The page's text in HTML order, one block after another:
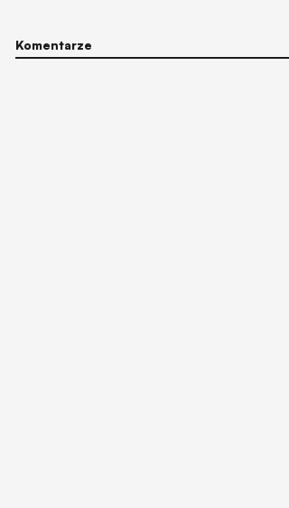
Komentarze